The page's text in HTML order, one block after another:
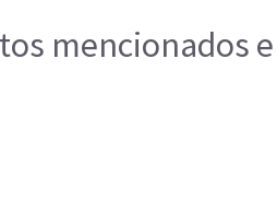
mencionados